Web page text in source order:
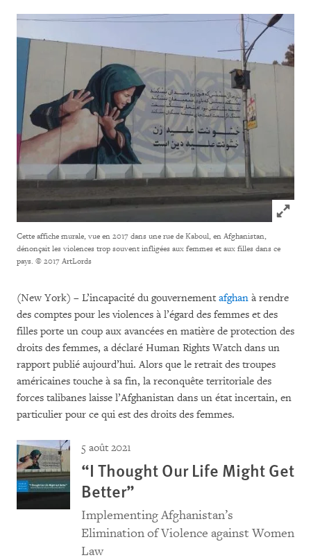
Click
Cette affiche murale, vue en 2017 dans une rue de Kaboul, en Afghanistan,
dénonçait les violences trop souvent infligées aux femmes et aux filles dans ce
pays. © 2017 ArtLords
(New York) – L’incapacité du gouvernement afghan à rendre
des comptes pour les violences à l’égard des femmes et des
filles porte un coup aux avancées en matière de protection des
droits des femmes, a déclaré Human Rights Watch dans un
rapport publié aujourd’hui. Alors que le retrait des troupes
américaines touche à sa fin, la reconquête territoriale des
forces talibanes laisse l’Afghanistan dans un état incertain, en
particulier pour ce qui est des droits des femmes.
5 août 2021
“I Thought Our Life Might Get
Better”
Implementing Afghanistan’s
Elimination of Violence against Women
Law